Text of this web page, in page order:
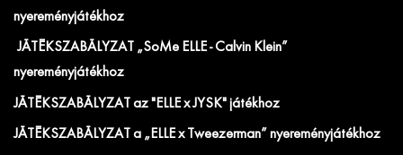
nyereményjátékhoz
JÁTÉKSZABÁLYZAT „SoMe ELLE - Calvin Klein”
nyereményjátékhoz
JÁTÉKSZABÁLYZAT az "ELLE x JYSK" játékhoz
JÁTÉKSZABÁLYZAT a „ELLE x Tweezerman” nyereményjátékhoz